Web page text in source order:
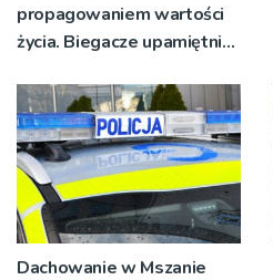
propagowaniem wartości
życia. Biegacze upamiętnili
Dachowanie w Mszanie